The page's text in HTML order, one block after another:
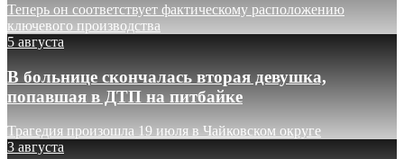
Теперь он соответствует фактическому расположению
ключевого производства
5 августа
В больнице скончалась вторая девушка,
попавшая в ДТП на питбайке
Трагедия произошла 19 июля в Чайковском округе
3 августа